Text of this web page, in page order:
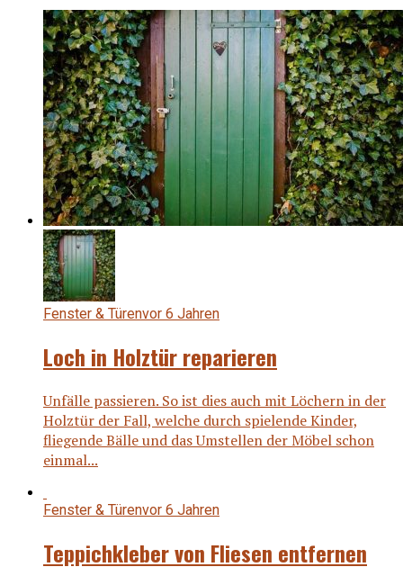
Fenster & Türenvor 6 Jahren
Loch in Holztür reparieren
Unfälle passieren. So ist dies auch mit Löchern in der
Holztür der Fall, welche durch spielende Kinder,
fliegende Bälle und das Umstellen der Möbel schon
einmal...
Fenster & Türenvor 6 Jahren
Teppichkleber von Fliesen entfernen